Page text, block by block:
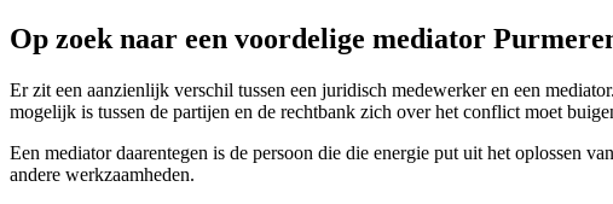
Op zoek naar een voordelige mediator
Er zit een aanzienlijk verschil tussen een juridisch medewerker en een
mogelijk is tussen de partijen en de rechtbank zich over het conflict moet
Een mediator daarentegen is de persoon die die energie put uit het oplossen
andere werkzaamheden.